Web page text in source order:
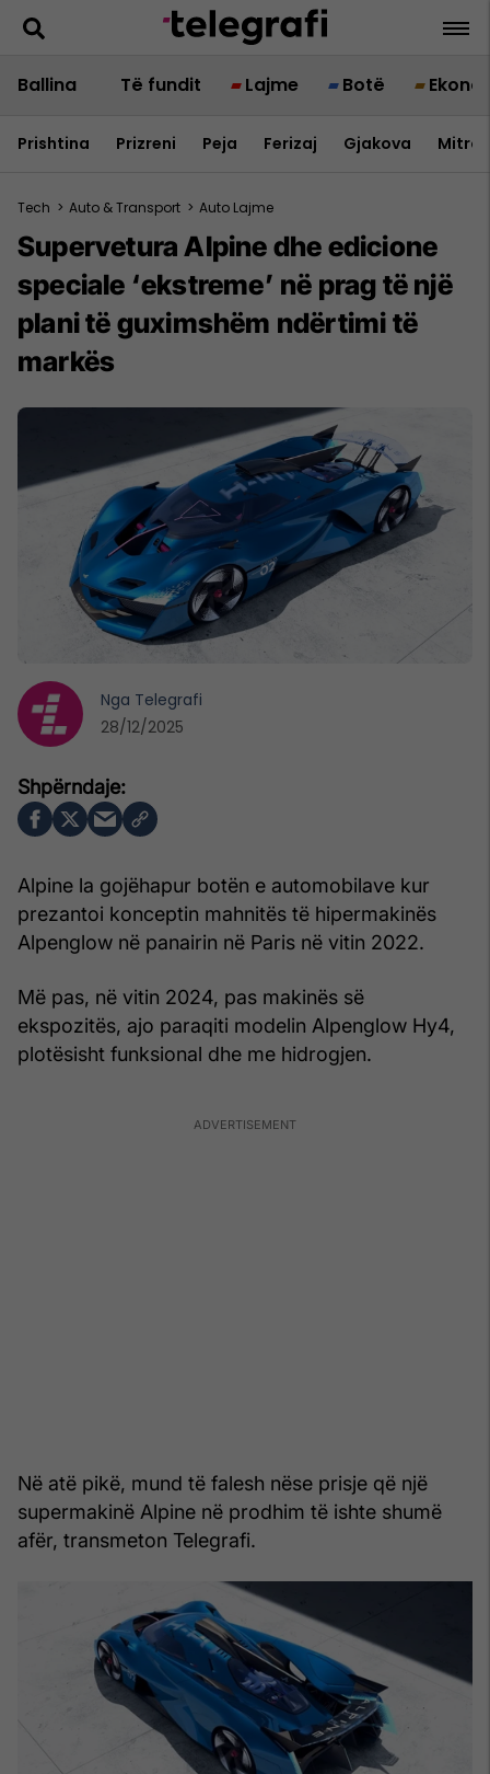
Ballina Të fundit Lajme Botë
Prishtina Prizreni Peja Ferizaj Gjakova
Tech > Auto & Transport > Auto Lajme
Supervetura Alpine dhe edicione
speciale ‘ekstreme’ në prag të një
plani të guximshëm ndërtimi të
markës
Alpine la gojëhapur botën e automobilave kur
prezantoi konceptin mahnitës të hipermakinës
Alpenglow në panairin në Paris në vitin 2022.
Më pas, në vitin 2024, pas makinës së
ekspozitës, ajo paraqiti modelin Alpenglow Hy4,
plotësisht funksional dhe me hidrogjen.
Në atë pikë, mund të falesh nëse prisje që një
supermakinë Alpine në prodhim të ishte shumë
afër, transmeton Telegrafi.
Nga Telegrafi
28/12/2025